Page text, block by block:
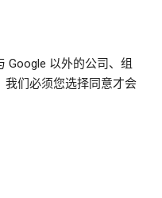
Google 以外的公司、组
我们必须您选择同意才会